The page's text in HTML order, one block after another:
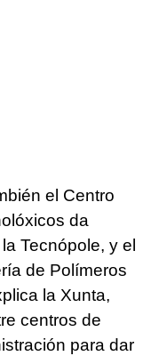
el Centro
da
Tecnópole, y el
de Polímeros
la Xunta,
centros de
para dar